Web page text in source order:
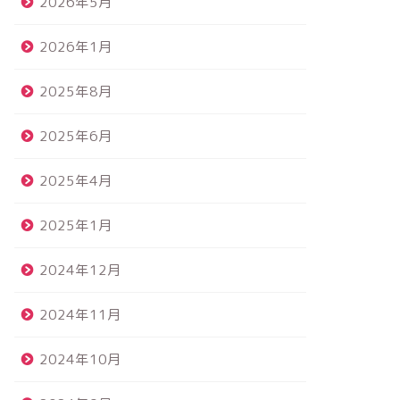
2026年1月
2025年8月
2025年6月
2025年4月
2025年1月
2024年12月
2024年11月
2024年10月